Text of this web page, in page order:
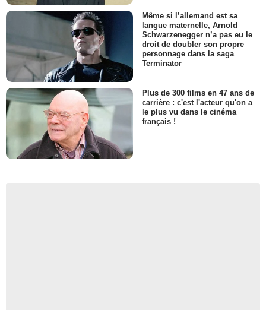
Même si l’allemand est sa
langue maternelle, Arnold
Schwarzenegger n’a pas eu le
droit de doubler son propre
personnage dans la saga
Terminator
Plus de 300 films en 47 ans de
carrière : c'est l'acteur qu'on a
le plus vu dans le cinéma
français !